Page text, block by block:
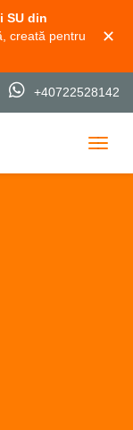
SU din
creată pentru
✕
+40722528142